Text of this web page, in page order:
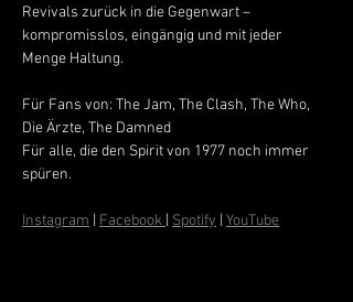
Revivals zurück in die Gegenwart –
kompromisslos, eingängig und mit jeder
Menge Haltung.
Für Fans von: The Jam, The Clash, The Who,
Die Ärzte, The Damned
Für alle, die den Spirit von 1977 noch immer
spüren.
Instagram Facebook Spotify YouTube